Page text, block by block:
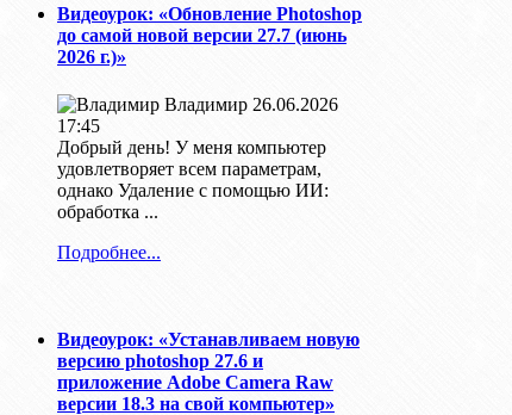
Видеоурок: «Обновление Photoshop
до самой новой версии 27.7 (июнь
2026 г.)»
Владимир 26.06.2026
17:45
Добрый день! У меня компьютер
удовлетворяет всем параметрам,
однако Удаление с помощью ИИ:
обработка ...
Подробнее...
Видеоурок: «Устанавливаем новую
версию photoshop 27.6 и
приложение Adobe Camera Raw
версии 18.3 на свой компьютер»